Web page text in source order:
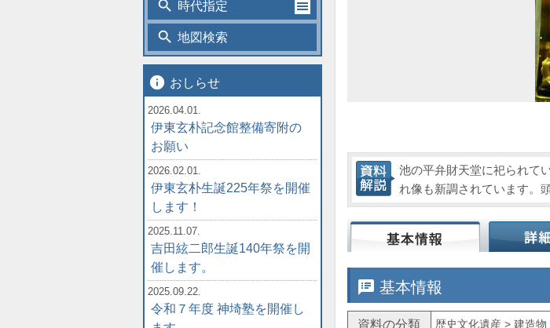
池の平弁財天堂に祀られて
れ像も新調されています。
speaker_notes 基本情報
資料の分類 歴史文化遺産 > 建造
search 時代指定
search 地図検索
info おしらせ
2026.04.01.
伊東玄朴記念館整備寄附の
お願い
2026.02.01.
伊東玄朴生誕225年祭を開催
します！
2025.11.07.
吉田絃二郎生誕140年祭を開
催します。
2025.09.22.
令和７年度 神埼塾を開催し